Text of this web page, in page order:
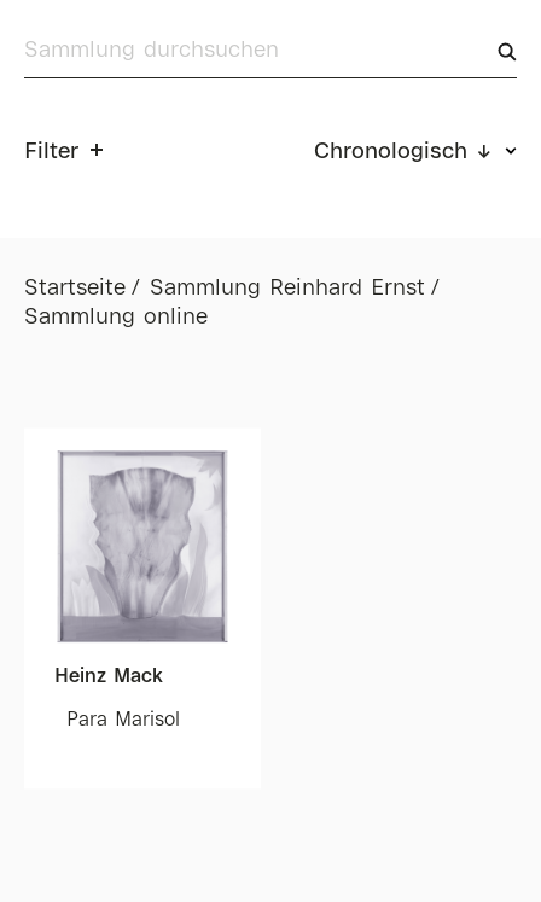
Filter Chronologisch ↓
Startseite
Sammlung Reinhard Ernst
Sammlung online
Heinz Mack
Para Marisol